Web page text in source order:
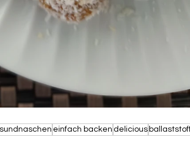
einfach backen delicious